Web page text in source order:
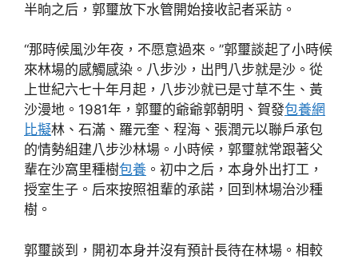
半晌之后，郭璽放下水管開始接收記者采訪。
“那時候風沙年夜，不愿意過來。”郭璽談起了小時候
來林場的感觸感染。八步沙，出門八步就是沙。從
上世紀六七十年月起，八步沙就已是寸草不生、黃
沙漫地。1981年，郭璽的爺爺郭朝明、賀發包養網
比擬林、石滿、羅元奎、程海、張潤元以聯戶承包
的情勢組建八步沙林場。小時候，郭璽就常跟著父
輩在沙窩里種樹包養 。初中之后，本身外出打工，
授室生子。后來按照祖輩的承諾，回到林場治沙種
樹。
郭璽談到，開初本身并沒有預計長待在林場。相較